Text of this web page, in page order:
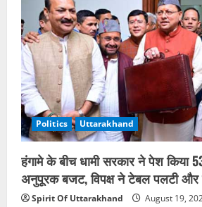
बवाल:
हाईकोर्ट
ने
गृह
सचिव
व
डीजीपी
को
तलब
किया,
कहा-
गन
कल्चर
बर्दाश्त
नहीं
Politics Uttarakhand
हंगामे के बीच धामी सरकार ने पेश किया
अनुपूरक बजट, विपक्ष ने टेबल पलटी और
Spirit Of Uttarakhand August 19,